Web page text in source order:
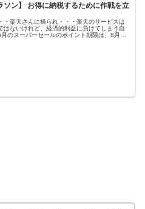
ソン】 お得に納税するために作戦を立
・楽天さんに操られ・・・楽天のサービスは
はないけれど、経済的利益に負けてしまう自
のスーパーセールのポイント期限は、8月末